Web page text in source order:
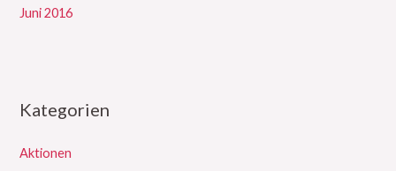
Juni 2016
Kategorien
Aktionen